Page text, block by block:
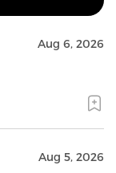
Aug 6, 2026
Aug 5, 2026